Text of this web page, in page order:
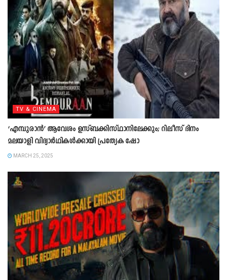
TV & CINEMA
‘എമ്പുരാൻ’ ആവേശം ഉസ്ബക്കിസ്ഥാനിലേക്കും; റിലീസ് ദിനം
മലയാളി വിദ്യാര്‍ഥികള്‍ക്കായി പ്രത്യേക ഷോ
MARCH 25, 2025